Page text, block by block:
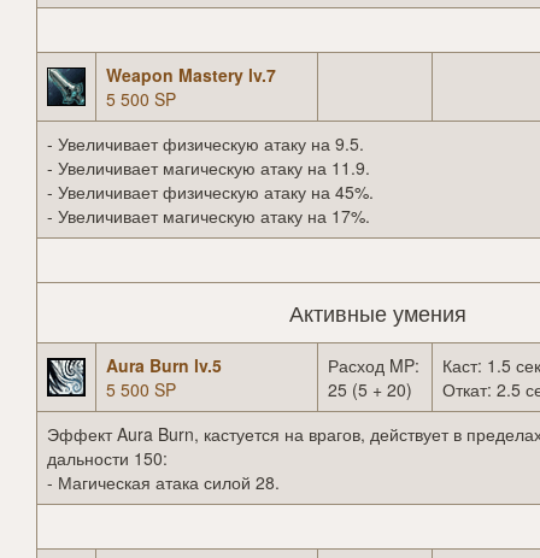
Weapon Mastery lv.7
5 500 SP
- Увеличивает физическую атаку на 9.5.
- Увеличивает магическую атаку на 11.9.
- Увеличивает физическую атаку на 45%.
- Увеличивает магическую атаку на 17%.
Активные умения
Aura Burn lv.5
5 500 SP
Расход MP:
25 (5 + 20)
Каст: 1.5
Откат: 2.5
Эффект Aura Burn, кастуется на врагов, действует в
дальности 150:
- Магическая атака силой 28.